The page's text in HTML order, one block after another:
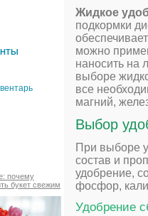
почему
букет свежим
Жидкое
подкормки
можно
наносить на
выборе
все
магний,
Выбор
При выборе
состав и
удобрение,
фосфор,
Удобрение